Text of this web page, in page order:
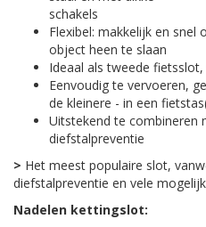
schakels
Flexibel: makkelijk en snel
object heen te slaan
Ideaal als tweede
Eenvoudig te vervoeren,
de kleinere - in een
Uitstekend te combineren
diefstalpreventie
> Het meest populaire slot,
diefstalpreventie en vele
Nadelen kettingslot: